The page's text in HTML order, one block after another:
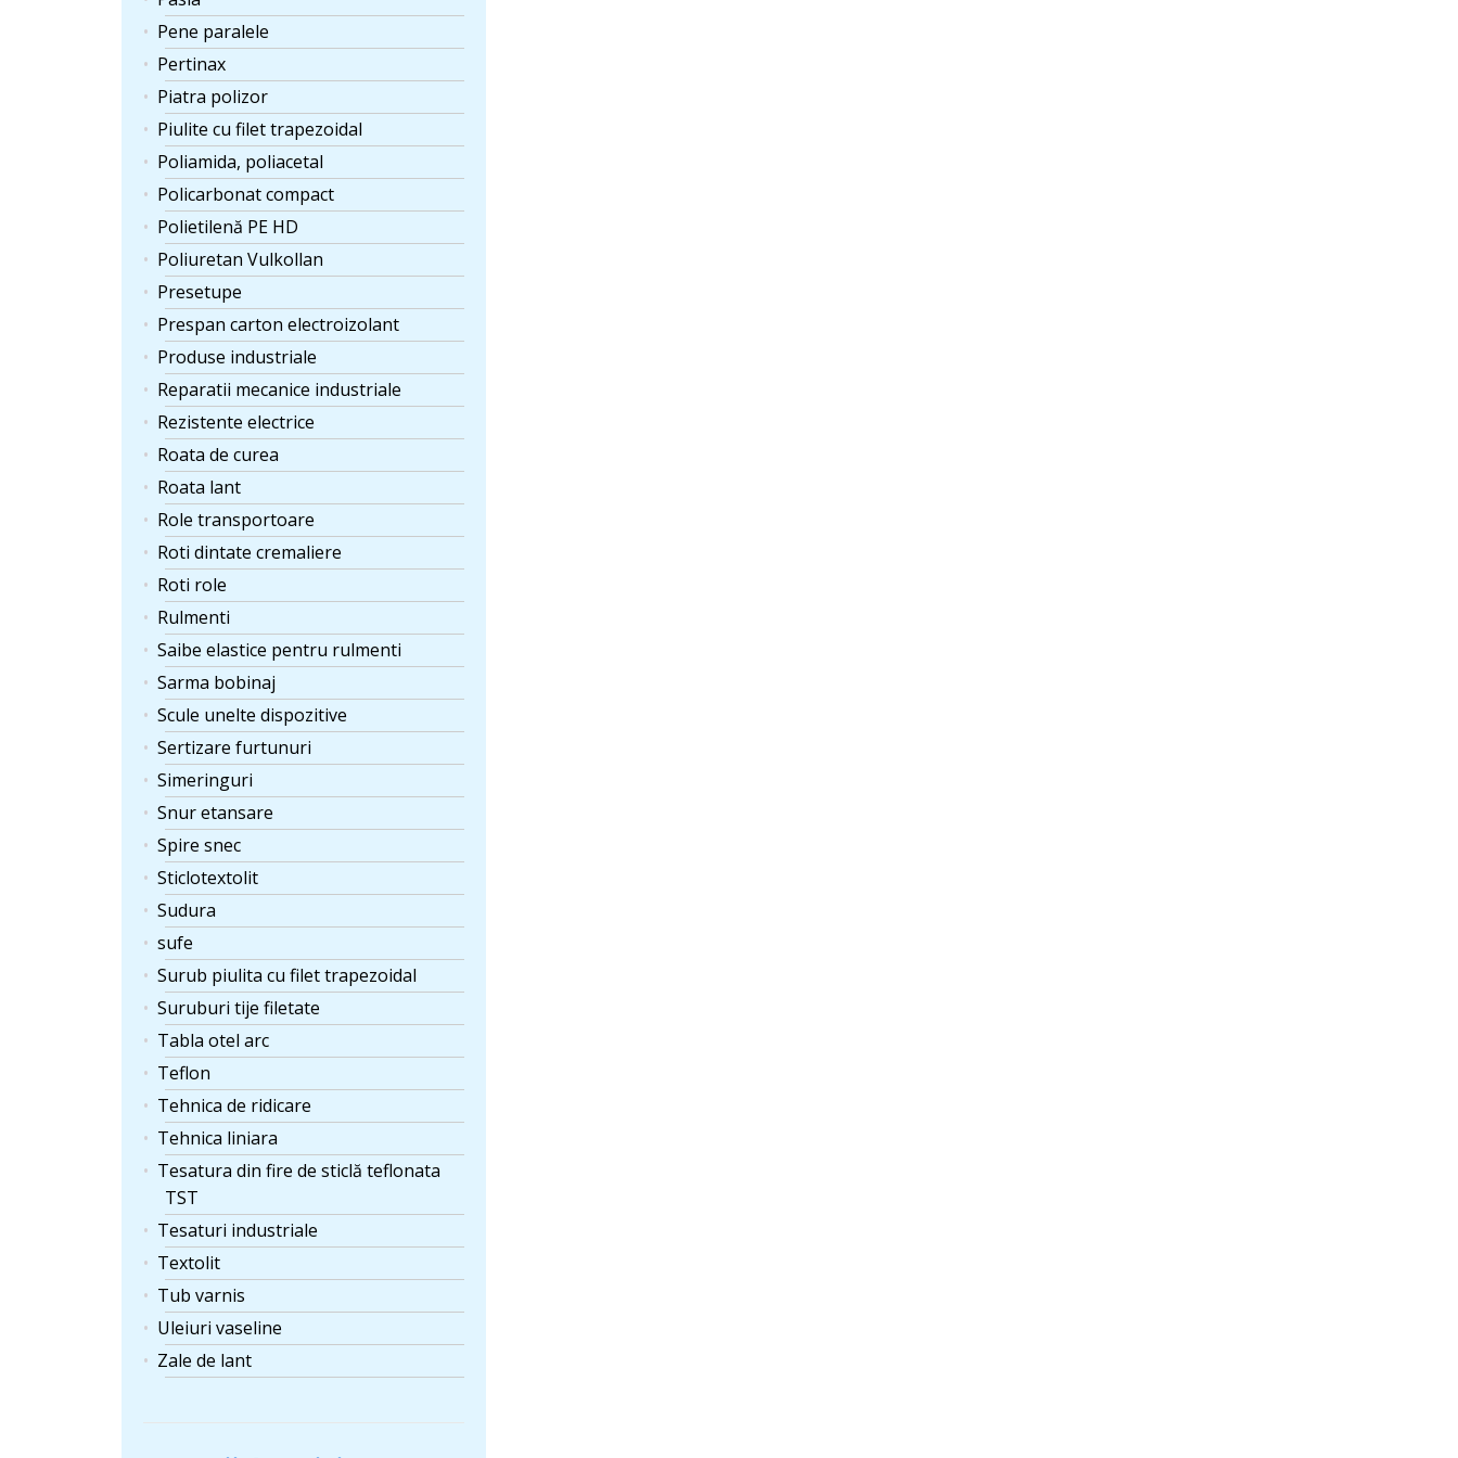
Pene paralele
Pertinax
Piatra polizor
Piulite cu filet trapezoidal
Poliamida, poliacetal
Policarbonat compact
Polietilenă PE HD
Poliuretan Vulkollan
Presetupe
Prespan carton electroizolant
Produse industriale
Reparatii mecanice industriale
Rezistente electrice
Roata de curea
Roata lant
Role transportoare
Roti dintate cremaliere
Roti role
Rulmenti
Saibe elastice pentru rulmenti
Sarma bobinaj
Scule unelte dispozitive
Sertizare furtunuri
Simeringuri
Snur etansare
Spire snec
Sticlotextolit
Sudura
sufe
Surub piulita cu filet trapezoidal
Suruburi tije filetate
Tabla otel arc
Teflon
Tehnica de ridicare
Tehnica liniara
Tesatura din fire de sticlă teflonata
TST
Tesaturi industriale
Textolit
Tub varnis
Uleiuri vaseline
Zale de lant